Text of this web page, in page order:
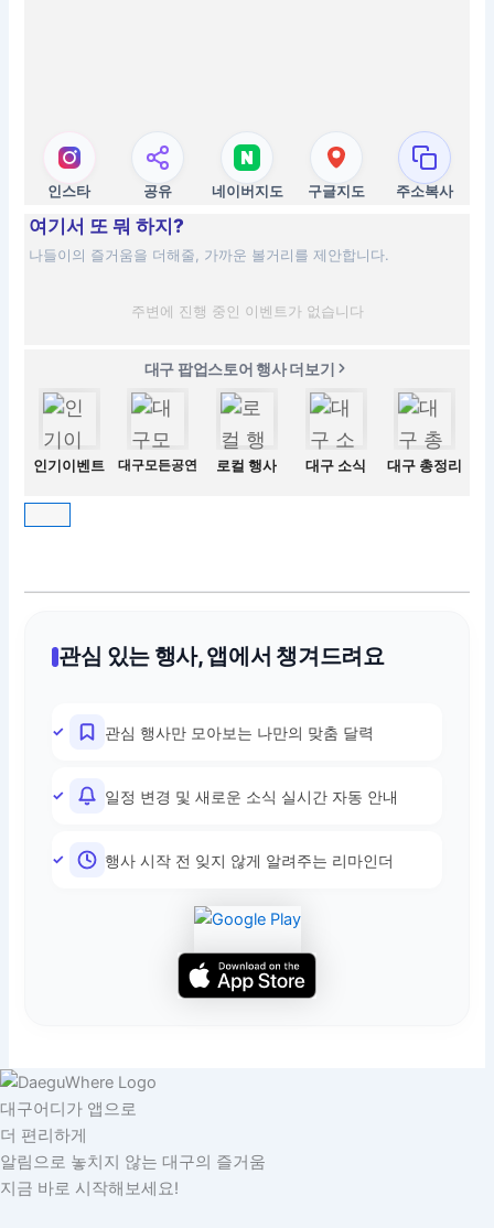
인스타 공유 네이버지도 구글지도 주소복사
여기서 또 뭐 하지?
나들이의 즐거움을 더해줄, 가까운 볼거리를 제안합니다.
주변에 진행 중인 이벤트가 없습니다
대구 팝업스토어 행사 더보기
인기이벤트 대구모든공연 로컬 행사 대구 소식 대구 총정리
관심 있는 행사, 앱에서 챙겨드려요
관심 행사만 모아보는 나만의 맞춤 달력
일정 변경 및 새로운 소식 실시간 자동 안내
행사 시작 전 잊지 않게 알려주는 리마인더
대구어디가 앱으로
더 편리하게
알림으로 놓치지 않는 대구의 즐거움
지금 바로 시작해보세요!